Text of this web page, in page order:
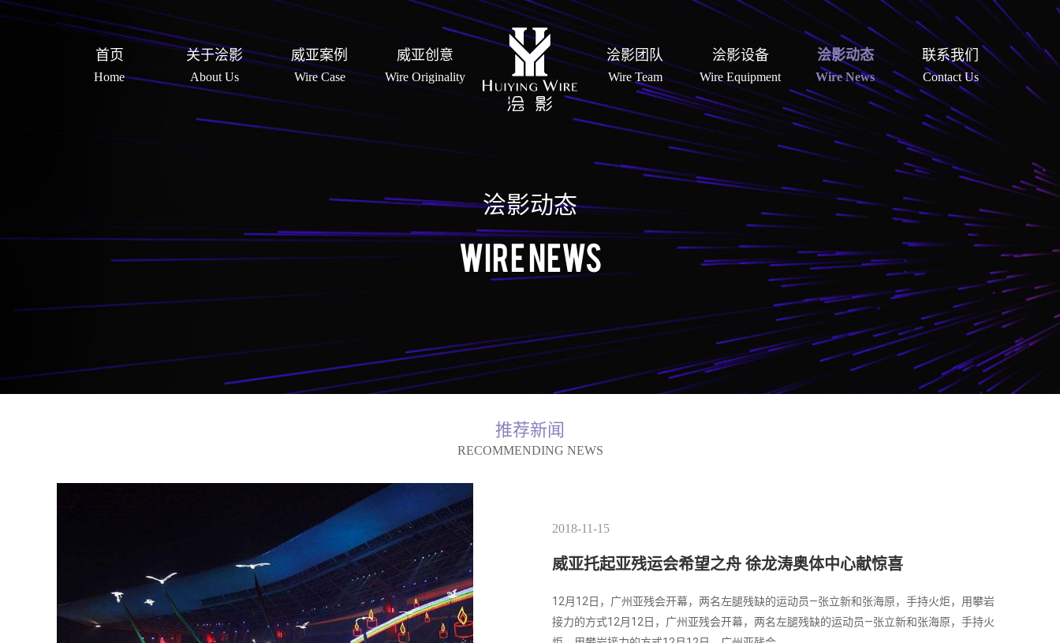
首页
Home
关于浍影
About Us
威亚案例
Wire Case
威亚创意
Wire Originality
浍影团队
Wire Team
浍影设备
Wire Equipment
浍影动态
Wire News
联系我们
Contact Us
浍影动态
Wire News
推荐新闻
RECOMMENDING NEWS
2018-11-15
安徽卫视跨新年群星晚会 戚薇吊威亚化身侠女
将于12月31日20：00在安徽卫视播出的跨年群星晚会上，戚薇将化身《射雕英雄传》中蛮横
任性的黄蓉与将于12月31日20：00在安徽卫视播出的跨年群星晚会上，戚薇将化身《射雕英
2018-11-15
威亚托起亚残运会希望之舟 徐龙涛奥体中心献惊喜
12月12日，广州亚残会开幕，两名左腿残缺的运动员—张立新和张海原，手持火炬，用攀岩
接力的方式12月12日，广州亚残会开幕，两名左腿残缺的运动员—张立新和张海原，手持火
2018-11-15
威亚“发威”《女娲》缠绵
昨晚，北京歌剧舞剧院原创舞剧《女娲》在国安剧场首演。《女娲》融合民间舞、古典舞、
爵士舞和现代舞昨晚，北京歌剧舞剧院原创舞剧《女娲》在国安剧场首演。《女娲》融合民
2018-11-15
安徽卫视跨新年群星晚会 戚薇吊威亚化身侠女
将于12月31日20：00在安徽卫视播出的跨年群星晚会上，戚薇将化身《射雕英雄传》中蛮横
任性的黄蓉与将于12月31日20：00在安徽卫视播出的跨年群星晚会上，戚薇将化身《射雕英
2018-11-15
威亚托起亚残运会希望之舟 徐龙涛奥体中心献惊喜
12月12日，广州亚残会开幕，两名左腿残缺的运动员—张立新和张海原，手持火炬，用攀岩
接力的方式12月12日，广州亚残会开幕，两名左腿残缺的运动员—张立新和张海原，手持火